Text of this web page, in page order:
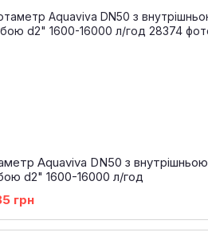
Aquaviva DN50 з внутрішньою
d2" 1600-16000 л/год
грн